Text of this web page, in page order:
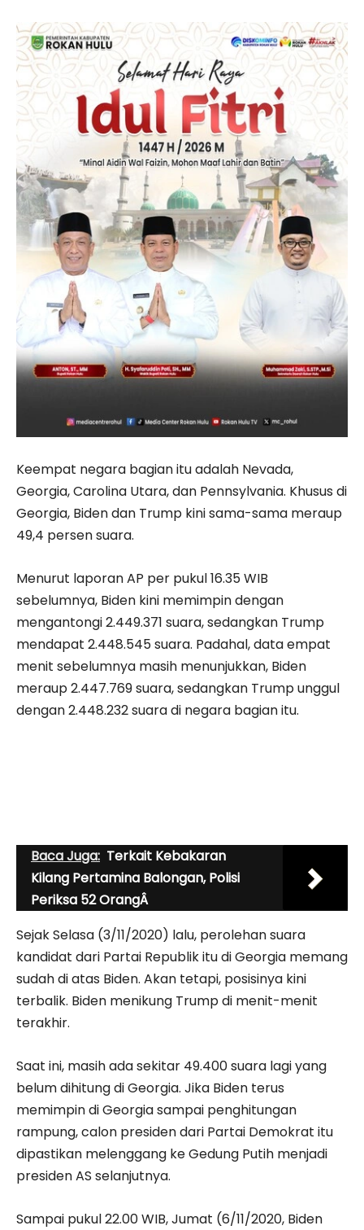
Keempat negara bagian itu adalah Nevada,
Georgia, Carolina Utara, dan Pennsylvania. Khusus di
Georgia, Biden dan Trump kini sama-sama meraup
49,4 persen suara.
Menurut laporan AP per pukul 16.35 WIB
sebelumnya, Biden kini memimpin dengan
mengantongi 2.449.371 suara, sedangkan Trump
mendapat 2.448.545 suara. Padahal, data empat
menit sebelumnya masih menunjukkan, Biden
meraup 2.447.769 suara, sedangkan Trump unggul
dengan 2.448.232 suara di negara bagian itu.
Baca Juga: Terkait Kebakaran
Kilang Pertamina Balongan, Polisi
Periksa 52 OrangÂ
Sejak Selasa (3/11/2020) lalu, perolehan suara
kandidat dari Partai Republik itu di Georgia memang
sudah di atas Biden. Akan tetapi, posisinya kini
terbalik. Biden menikung Trump di menit-menit
terakhir.
Saat ini, masih ada sekitar 49.400 suara lagi yang
belum dihitung di Georgia. Jika Biden terus
memimpin di Georgia sampai penghitungan
rampung, calon presiden dari Partai Demokrat itu
dipastikan melenggang ke Gedung Putih menjadi
presiden AS selanjutnya.
Sampai pukul 22.00 WIB, Jumat (6/11/2020, Biden